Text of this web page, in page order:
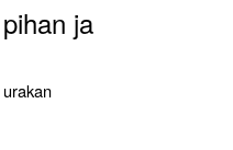
ja